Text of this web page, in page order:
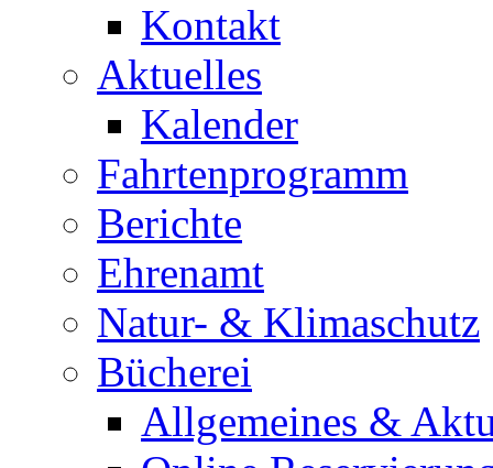
Kontakt
Aktuelles
Kalender
Fahrtenprogramm
Berichte
Ehrenamt
Natur- & Klimaschutz
Bücherei
Allgemeines &